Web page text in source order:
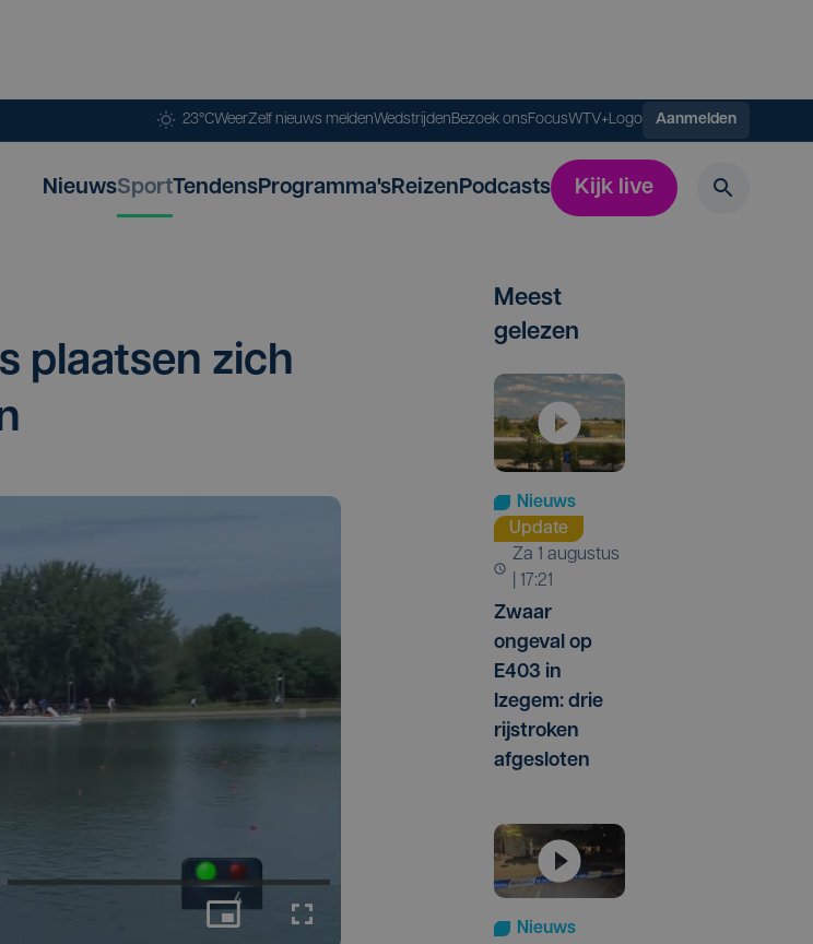
23°CWeerZelf nieuws meldenWedstrijdenBezoek onsFocusWTV+Logo Aanmelden
NieuwsSportTendensProgramma'sReizenPodcasts Kijk live
plaat­sen zich
Meest
gelezen
Nieuws
Update
za 1 augustus
| 17:21
Zwaar
ongeval op
E403 in
Izegem: drie
rijstroken
afgesloten
Nieuws